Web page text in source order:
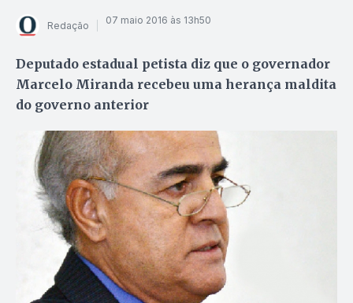
Redação 07 maio 2016 às 13h50
Deputado estadual petista diz que o governador
Marcelo Miranda recebeu uma herança maldita
do governo anterior